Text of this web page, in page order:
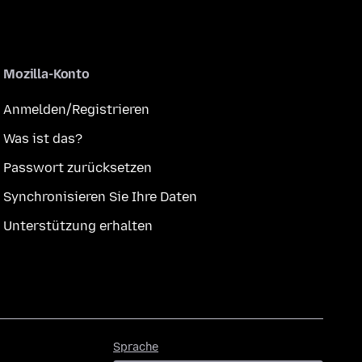
Mozilla-Konto
Anmelden/Registrieren
Was ist das?
Passwort zurücksetzen
Synchronisieren Sie Ihre Daten
Unterstützung erhalten
Sprache